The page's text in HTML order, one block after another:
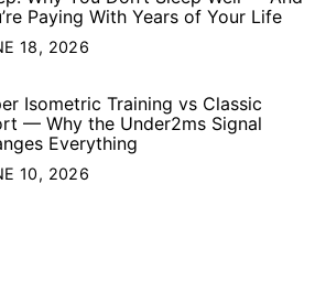
Paying With Years of Your Life
18, 2026
Isometric Training vs Classic
— Why the Under2ms Signal
Everything
10, 2026